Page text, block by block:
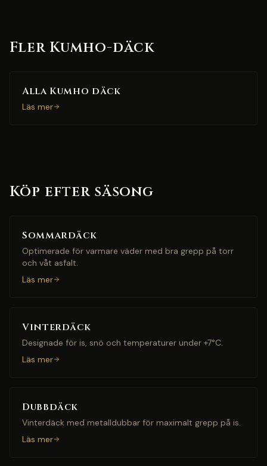
Fler Kumho-däck
Alla Kumho däck
Läs mer
Köp efter säsong
Sommardäck
Optimerade för varmare väder med bra grepp på torr
och våt asfalt.
Läs mer
Vinterdäck
Designade för is, snö och temperaturer under +7°C.
Läs mer
Dubbdäck
Vinterdäck med metalldubbar för maximalt grepp på is.
Läs mer